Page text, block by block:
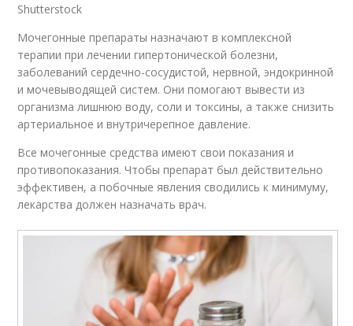
Shutterstock
Мочегонные препараты назначают в комплексной
терапии при лечении гипертонической болезни,
заболеваний сердечно-сосудистой, нервной, эндокринной
и мочевыводящей систем. Они помогают вывести из
организма лишнюю воду, соли и токсины, а также снизить
артериальное и внутричерепное давление.
Все мочегонные средства имеют свои показания и
противопоказания. Чтобы препарат был действительно
эффективен, а побочные явления сводились к минимуму,
лекарства должен назначать врач.